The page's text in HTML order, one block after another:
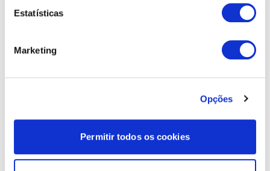
Estatísticas
Marketing
Opções
Permitir todos os cookies